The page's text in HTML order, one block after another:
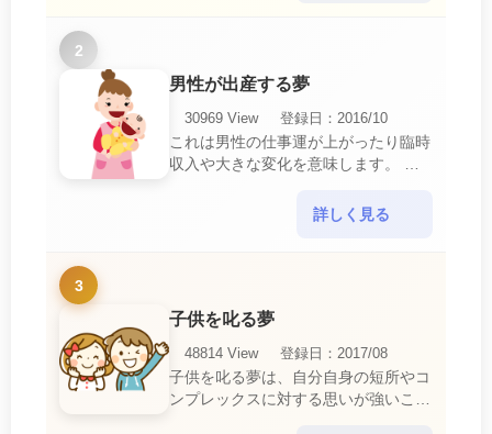
2
男性が出産する夢
30969 View
登録日：2016/10
これは男性の仕事運が上がったり臨時
収入や大きな変化を意味します。 喜
ればあり得ない事が起きるのでビック
詳しく見る
3
子供を叱る夢
48814 View
登録日：2017/08
子供を叱る夢は、自分自身の短所やコ
ンプレックスに対する思いが強いこと